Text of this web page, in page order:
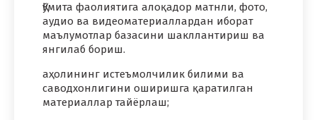
Қўмита фаолиятига алоқадор матнли, фото,
аудио ва видеоматериаллардан иборат
маълумотлар базасини шакллантириш ва
янгилаб бориш.
аҳолининг истеъмолчилик билими ва
саводхонлигини оширишга қаратилган
материаллар тайёрлаш;